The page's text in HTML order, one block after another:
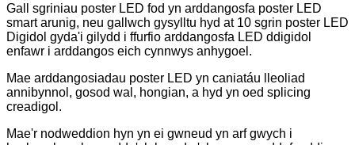
Gall sgriniau poster LED fod yn arddangosfa poster LED
smart arunig, neu gallwch gysylltu hyd at 10 sgrin poster LED
Digidol gyda'i gilydd i ffurfio arddangosfa LED ddigidol
enfawr i arddangos eich cynnwys anhygoel.
Mae arddangosiadau poster LED yn caniatáu lleoliad
annibynnol, gosod wal, hongian, a hyd yn oed splicing
creadigol.
Mae'r nodweddion hyn yn ei gwneud yn arf gwych i